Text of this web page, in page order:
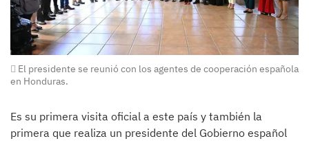
El presidente se reunió con los agentes de cooperación española
en Honduras.
Es su primera visita oficial a este país y también la
primera que realiza un presidente del Gobierno español